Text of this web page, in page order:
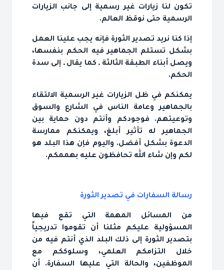
تكون لنا زيارات غير رسمية إلى جانب الزيارات
الرسمية حتى نوقظ العالم.
إذا كنا نريد تصدير الثورة فإنه يجب علينا العمل
بشكل تستلم الجماهير فيه الحكم بنفسها،
ويصل أبناء الطبقة الثالثة ـ كما يقال ـ إلى سدة
الحكم.
يمكنكم في ظل الزيارات غير الرسمية الالتقاء
بالجماهير وعامة الناس في الشارع والسوق
وتوعيتهم. فوجودكم وأنتم دون حماية بين
الجماهير له تأثير أبلغ، ويمكنكم ممارسة
الدعوة بشكل أفضل. واليوم فإن هذا البلد هو
لكم وإن شاء الله تحافظون عليه بهممكم.
رسالة السفارات في تصدير الثورة
من المسائل المهمة التي تقع فيها
المسؤولية عليكم مثلنا أن تقوموا تدريجياً
بتصدير الثورة إلى ذلك البلد الذي أنتم فيه من
خلال التزامكم العلمي، وسلوككم مع
الموظفين، والحالة التي عليها السفارة. أن